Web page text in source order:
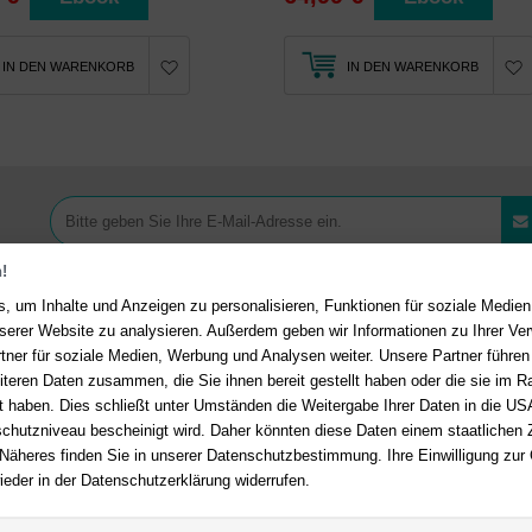
um Inhalte und Anzeigen zu personalisieren, Funktionen für soziale
Website zu analysieren. Außerdem geben wir Informationen zu Ihrer
für soziale Medien, Werbung und Analysen weiter. Unsere Partner
Daten zusammen, die Sie ihnen bereit gestellt haben oder die sie im
haben. Dies schließt unter Umständen die Weitergabe Ihrer Daten in die
bescheinigt wird. Daher könnten diese Daten einem staatlichen
finden Sie in unserer Datenschutzbestimmung. Ihre Einwilligung zur
in der Datenschutzerklärung widerrufen.
IN DEN WARENKORB IN DEN WARENKORB
Fragen?
Hier finden Sie
auf häufig gestellte Fragen.
E-Mail:service@deutsche-
Ihre Vorteile bei uns
Kostenloser Versand ab 36,-
Bestellwert
Sicherer Online Shop und
SSL-Verschlüsselung